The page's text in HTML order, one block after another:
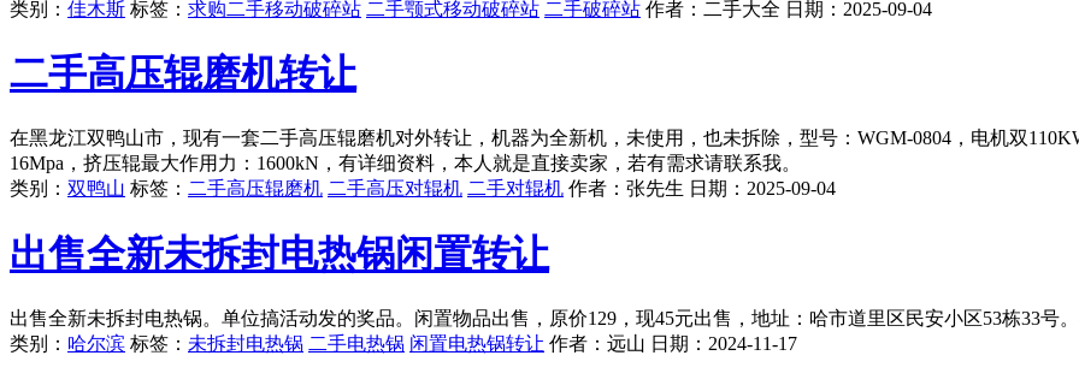
类别： 佳木斯 标签： 求购二手移动破碎站 二手颚式移动破碎站 二手破碎站 作者： 二手大全 日期： 2025-09-04
二手高压辊磨机转让
在黑龙江双鸭山市，现有一套二手高压辊磨机对外转让，机器为全新机，未使用，也未拆除，型号：WGM-0804，电机双
16Mpa，挤压辊最大作用力：1600kN，有详细资料，本人就是直接卖家，若有需求请联系我。
类别： 双鸭山 标签： 二手高压辊磨机 二手高压对辊机 二手对辊机 作者： 张先生 日期： 2025-09-04
出售全新未拆封电热锅闲置转让
出售全新未拆封电热锅。单位搞活动发的奖品。闲置物品出售，原价129，现45元出售，地址：哈市道里区民安小区53栋33号
类别： 哈尔滨 标签： 未拆封电热锅 二手电热锅 闲置电热锅转让 作者： 远山 日期： 2024-11-17